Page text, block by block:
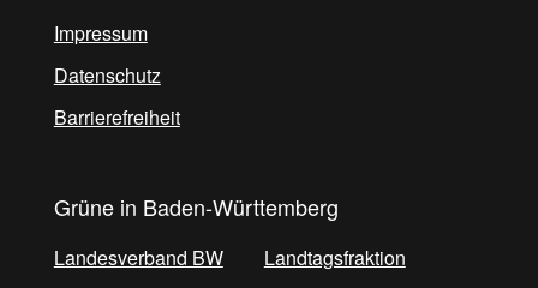
Impressum
Datenschutz
Barrierefreiheit
Grüne in Baden-Württemberg
Landesverband BW
Landtagsfraktion